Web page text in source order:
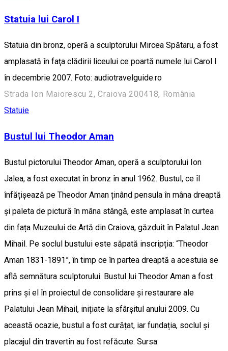
Statuia lui Carol I
Statuia din bronz, operă a sculptorului Mircea Spătaru, a fost
amplasată în faţa clădirii liceului ce poartă numele lui Carol I
în decembrie 2007. Foto: audiotravelguide.ro
Strada Ion Maiorescu 2, Craiova 200418, România
Statuie
Bustul lui Theodor Aman
Bustul pictorului Theodor Aman, operă a sculptorului Ion
Jalea, a fost executat în bronz în anul 1962. Bustul, ce îl
înfățișează pe Theodor Aman ținând pensula în mâna dreaptă
și paleta de pictură în mâna stângă, este amplasat în curtea
din fața Muzeului de Artă din Craiova, găzduit în Palatul Jean
Mihail. Pe soclul bustului este săpată inscripția: “Theodor
Aman 1831-1891”, în timp ce în partea dreaptă a acestuia se
află semnătura sculptorului. Bustul lui Theodor Aman a fost
prins și el în proiectul de consolidare și restaurare ale
Palatului Jean Mihail, inițiate la sfârșitul anului 2009. Cu
această ocazie, bustul a fost curățat, iar fundația, soclul și
placajul din travertin au fost refăcute. Sursa: